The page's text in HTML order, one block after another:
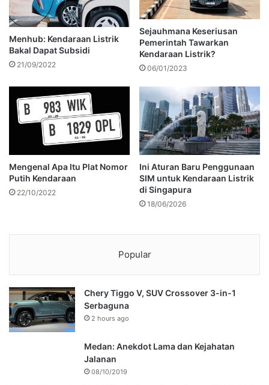
Menhub: Kendaraan Listrik
Bakal Dapat Subsidi
21/09/2022
Sejauhmana Keseriusan
Pemerintah Tawarkan
Kendaraan Listrik?
06/01/2023
Mengenal Apa Itu Plat Nomor
Putih Kendaraan
22/10/2022
Ini Aturan Baru Penggunaan
SIM untuk Kendaraan Listrik
di Singapura
18/06/2026
Popular
Chery Tiggo V, SUV Crossover 3-in-1
Serbaguna
2 hours ago
Medan: Anekdot Lama dan Kejahatan
Jalanan
08/10/2019